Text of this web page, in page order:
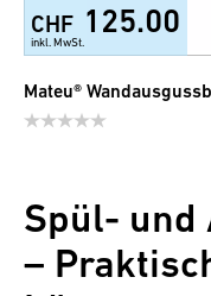
CHF 125.00
inkl. MwSt.
Mateu®
Spül- und
–